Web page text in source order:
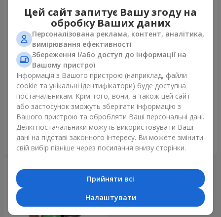
Фонтан куль "Небо"
Замовити
Фонтан куль "Рожеве
золото"
Замовити
Цей сайт запитує Вашу згоду на
обробку Ваших даних
Персоналізована реклама, контент, аналітика,
вимірювання ефективності
Збереження і/або доступ до інформації на
Вашому пристрої
Інформація з Вашого пристрою (наприклад, файли
cookie та унікальні ідентифікатори) буде доступна
постачальникам. Крім того, вони, а також цей сайт
або застосунок зможуть зберігати інформацію з
Вашого пристрою та обробляти Ваші персональні дані.
Деякі постачальники можуть використовувати Ваші
дані на підставі законного інтересу. Ви можете змінити
свій вибір пізніше через посилання внизу сторінки.
Прийняти всі
Налаштувати